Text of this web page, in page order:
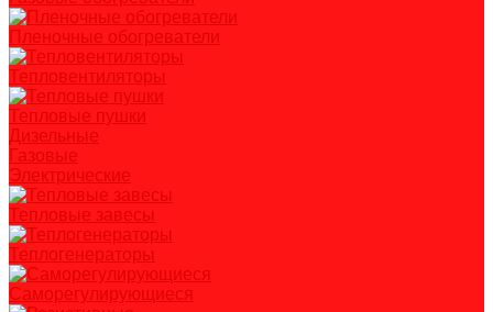
Пленочные обогреватели
Тепловентиляторы
Тепловые пушки
Дизельные
Газовые
Электрические
Тепловые завесы
Теплогенераторы
Саморегулирующиеся